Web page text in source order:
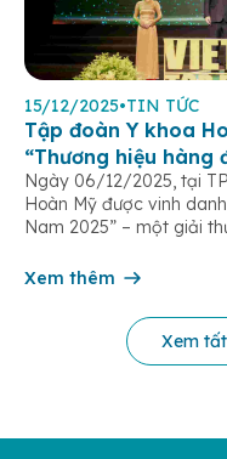
15/12/2025•TIN TỨC
Tập đoàn Y khoa
“Thương hiệu hàng
Ngày 06/12/2025, tại
Hoàn Mỹ được vinh
Nam 2025” – một giải
cứu Phát triển Doanh
Xem thêm
Xem